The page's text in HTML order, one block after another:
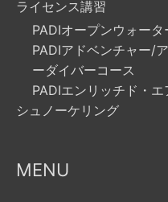
ライセンス講習
PADIオープンウォー
PADIアドベンチャー/
ーダイバーコース
PADIエンリッチド・
シュノーケリング
MENU